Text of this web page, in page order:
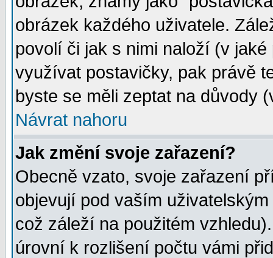
obrázek každého uživatele.
povolí či jak s nimi naloží (v
využívat postavičky, pak právě
byste se měli zeptat na důvody
Návrat nahoru
Jak změní svoje zařazení?
Obecně vzato, svoje zařazení
objevují pod vaším
což záleží na použitém
úrovní k rozlišení počtu vámi